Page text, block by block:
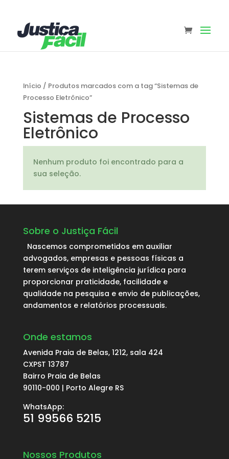
Início / Produtos marcados com a tag “Sistemas de
Processo Eletrônico”
Sistemas de Processo
Eletrônico
Nenhum produto foi encontrado para a
sua seleção.
Sobre o Justiça Fácil
Nascemos comprometidos em auxiliar
advogados, empresas e pessoas físicas a
terem serviços de inteligência jurídica para
proporcionar praticidade, facilidade e
qualidade na pesquisa e envio de publicações,
andamentos e relatórios processuais.
Onde estamos
Avenida Praia de Belas, 1212, sala 424
CXPST 13787
Bairro Praia de Belas
90110-000 | Porto Alegre RS
WhatsApp:
51 99566 5215
Nossos Produtos